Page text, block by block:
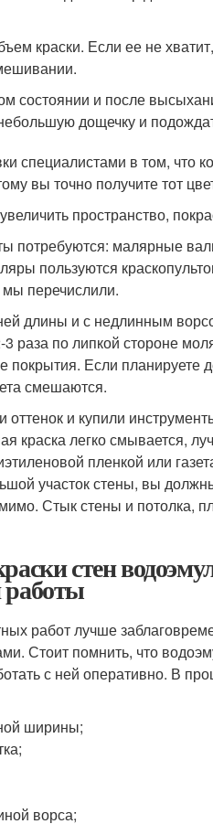
краски. Если ее не
состоянии и после
дощечку и
специалистами в том, что
вы точно получите тот
пространство,
потребуются: малярные
пользуются
перечислили.
длины и с недлинным
раза по липкой стороне
покрытия. Если
смешаются.
оттенок и купили
краска легко смывается,
пленкой или
участок стены, вы
Стык стены и потолка,
стен
работ лучше
Стоит помнить, что
с ней оперативно. В
ширины;
ворса;